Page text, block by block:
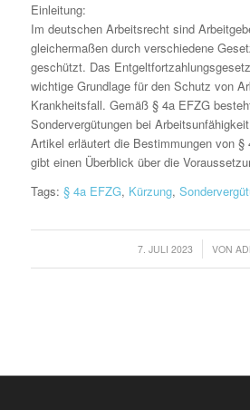
Einleitung:
Im deutschen Arbeitsrecht sind
gleichermaßen durch verschiedene
geschützt. Das
wichtige Grundlage für den Schutz von
Krankheitsfall. Gemäß § 4a EFZG
Sondervergütungen bei
Artikel erläutert die Bestimmungen von
gibt einen Überblick über die
Tags: § 4a EFZG, Kürzung,
7. JULI 2023 VON